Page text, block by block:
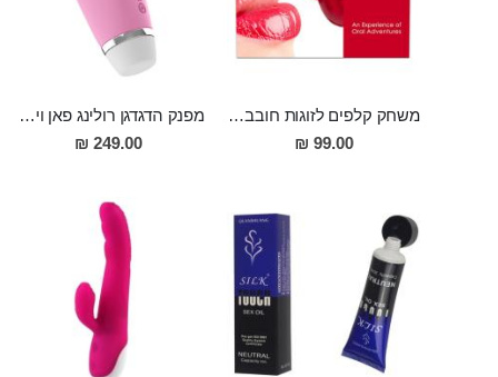
משחק קלפים לזוגות חובבי מין אוראלי
99.00 ₪
מפנק הדגדגן רולינג פאן ויברטור בעל 12 מצבי רטט מסיליקון Nakoa
249.00 ₪